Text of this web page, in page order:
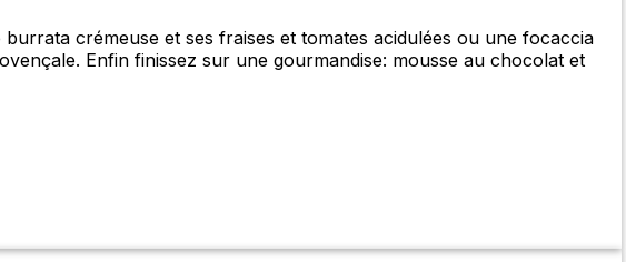
crémeuse et ses fraises et tomates acidulées ou une focaccia
Enfin finissez sur une gourmandise: mousse au chocolat et